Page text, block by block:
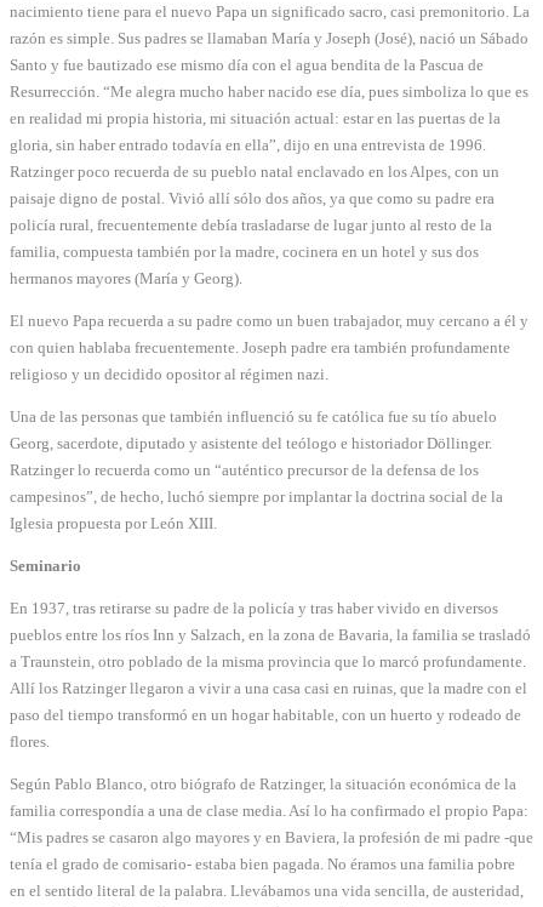
nacimiento tiene para el nuevo Papa un significado sacro, casi premonitorio. La
razón es simple. Sus padres se llamaban María y Joseph (José), nació un Sábado
Santo y fue bautizado ese mismo día con el agua bendita de la Pascua de
Resurrección. “Me alegra mucho haber nacido ese día, pues simboliza lo que es
en realidad mi propia historia, mi situación actual: estar en las puertas de la
gloria, sin haber entrado todavía en ella”, dijo en una entrevista de 1996.
Ratzinger poco recuerda de su pueblo natal enclavado en los Alpes, con un
paisaje digno de postal. Vivió allí sólo dos años, ya que como su padre era
policía rural, frecuentemente debía trasladarse de lugar junto al resto de la
familia, compuesta también por la madre, cocinera en un hotel y sus dos
hermanos mayores (María y Georg).
El nuevo Papa recuerda a su padre como un buen trabajador, muy cercano a él y
con quien hablaba frecuentemente. Joseph padre era también profundamente
religioso y un decidido opositor al régimen nazi.
Una de las personas que también influenció su fe católica fue su tío abuelo
Georg, sacerdote, diputado y asistente del teólogo e historiador Döllinger.
Ratzinger lo recuerda como un “auténtico precursor de la defensa de los
campesinos”, de hecho, luchó siempre por implantar la doctrina social de la
Iglesia propuesta por León XIII.
Seminario
En 1937, tras retirarse su padre de la policía y tras haber vivido en diversos
pueblos entre los ríos Inn y Salzach, en la zona de Bavaria, la familia se trasladó
a Traunstein, otro poblado de la misma provincia que lo marcó profundamente.
Allí los Ratzinger llegaron a vivir a una casa casi en ruinas, que la madre con el
paso del tiempo transformó en un hogar habitable, con un huerto y rodeado de
flores.
Según Pablo Blanco, otro biógrafo de Ratzinger, la situación económica de la
familia correspondía a una de clase media. Así lo ha confirmado el propio Papa:
“Mis padres se casaron algo mayores y en Baviera, la profesión de mi padre -que
tenía el grado de comisario- estaba bien pagada. No éramos una familia pobre
en el sentido literal de la palabra. Llevábamos una vida sencilla, de austeridad,